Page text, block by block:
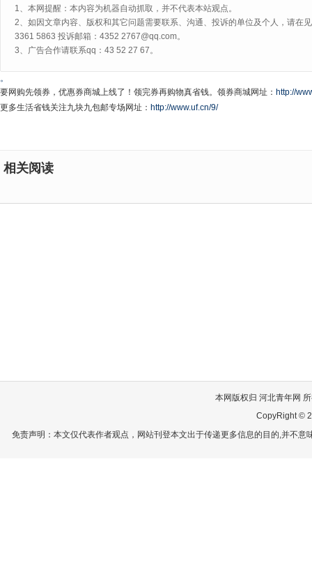
1、本网提醒：本内容为机器自动抓取，并不代表本站观点。
2、如因文章内容、版权和其它问题需要联系、沟通、投诉的单位及个人，请在
3361 5863 投诉邮箱：4352 2767@qq.com。
3、广告合作请联系qq：43 52 27 67。
。
要网购先领券，优惠券商城上线了！领完券再购物真省钱。领券商城网址： http://
更多生活省钱关注九块九包邮专场网址： http://www.uf.cn/9/
相关阅读
本网版权归 河北青年网
CopyRight ©
免责声明：本文仅代表作者观点，网站刊登本文出于传递更多信息的目的,并不